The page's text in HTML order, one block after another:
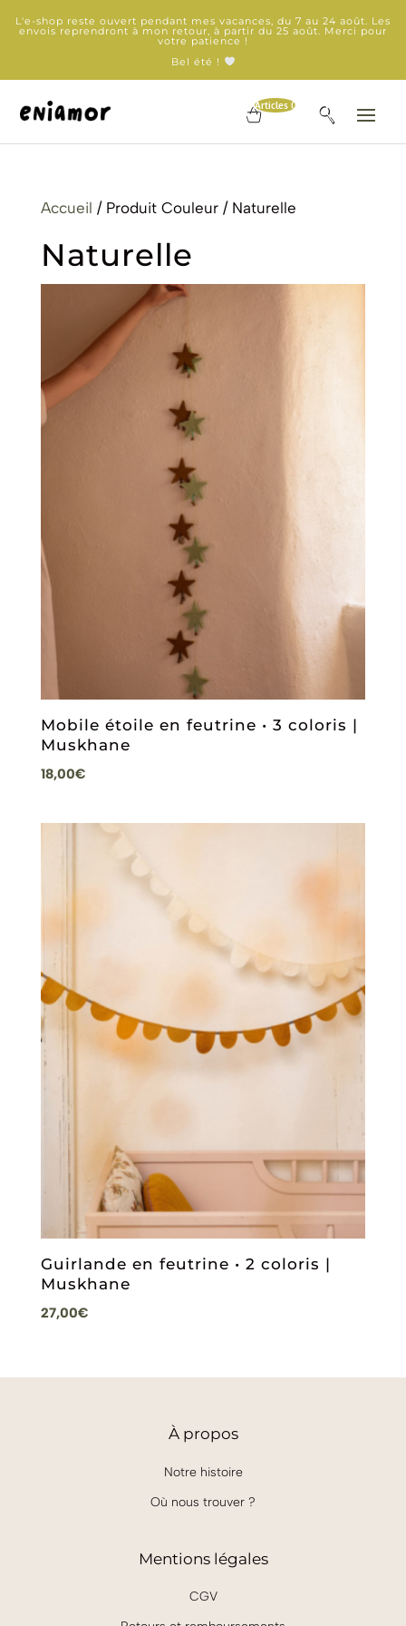
L'e-shop reste ouvert pendant mes vacances, du 7 au 24 août. Les
envois reprendront à mon retour, à partir du 25 août. Merci pour
votre patience !
Bel été !
Articles 0
Accueil / Produit Couleur / Naturelle
Naturelle
Mobile étoile en feutrine • 3 coloris |
Muskhane
18,00€
Guirlande en feutrine • 2 coloris |
Muskhane
27,00€
Àpropos
Notre histoire
Où nous trouver ?
Mentions légales
CGV